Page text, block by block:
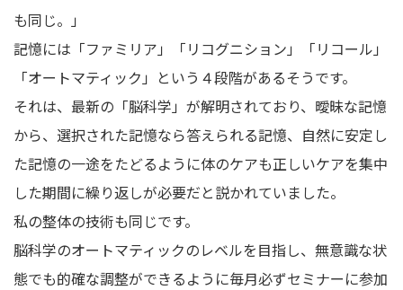
も同じ。」
記憶には「ファミリア」「リコグニション」「リコール」
「オートマティック」という４段階があるそうです。
それは、最新の「脳科学」が解明されており、曖昧な記憶
から、選択された記憶なら答えられる記憶、自然に安定し
た記憶の一途をたどるように体のケアも正しいケアを集中
した期間に繰り返しが必要だと説かれていました。
私の整体の技術も同じです。
脳科学のオートマティックのレベルを目指し、無意識な状
態でも的確な調整ができるように毎月必ずセミナーに参加